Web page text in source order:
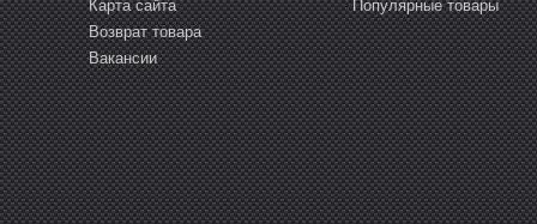
Прочая встраиваемая техника
Мелкобытовая техника и посуда
Климатическая техника
Мойки и смесители
Карта сайта
Возврат товара
Вакансии
Популярные товары